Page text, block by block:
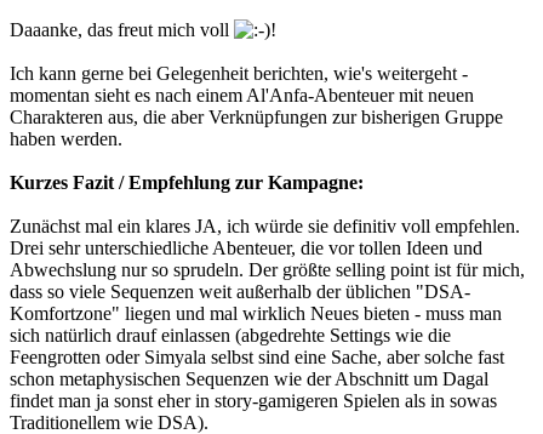
Daaanke, das freut mich voll !
Ich kann gerne bei Gelegenheit berichten, wie's weitergeht -
momentan sieht es nach einem Al'Anfa-Abenteuer mit neuen
Charakteren aus, die aber Verknüpfungen zur bisherigen Gruppe
haben werden.
Kurzes Fazit / Empfehlung zur Kampagne:
Zunächst mal ein klares JA, ich würde sie definitiv voll empfehlen.
Drei sehr unterschiedliche Abenteuer, die vor tollen Ideen und
Abwechslung nur so sprudeln. Der größte selling point ist für mich,
dass so viele Sequenzen weit außerhalb der üblichen "DSA-
Komfortzone" liegen und mal wirklich Neues bieten - muss man
sich natürlich drauf einlassen (abgedrehte Settings wie die
Feengrotten oder Simyala selbst sind eine Sache, aber solche fast
schon metaphysischen Sequenzen wie der Abschnitt um Dagal
findet man ja sonst eher in story-gamigeren Spielen als in sowas
Traditionellem wie DSA).